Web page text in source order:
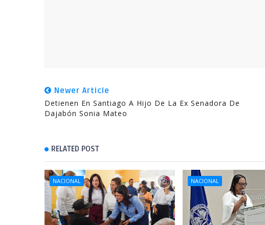
Newer Article
Detienen En Santiago A Hijo De La Ex Senadora De
Dajabón Sonia Mateo
RELATED POST
NACIONAL NACIONAL